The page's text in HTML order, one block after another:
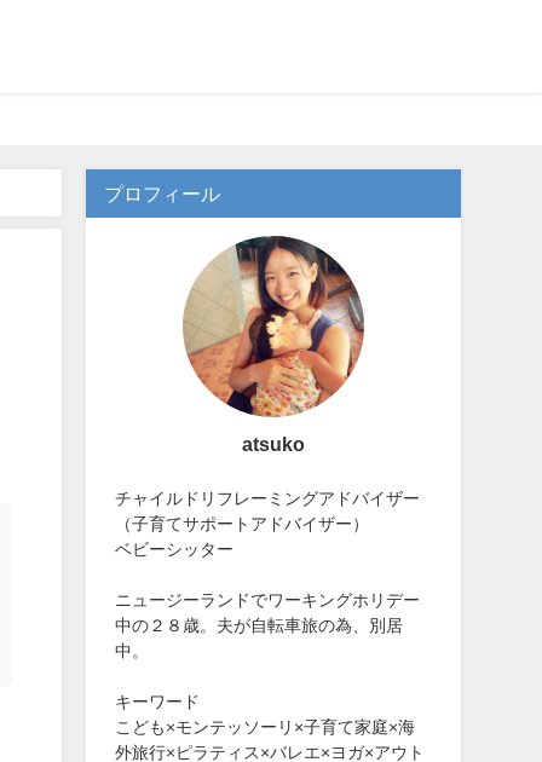
プロフィール
atsuko
チャイルドリフレーミングアドバイザー
（子育てサポートアドバイザー）
ベビーシッター
ニュージーランドでワーキングホリデー
中の２８歳。夫が自転車旅の為、別居
中。
キーワード
こども×モンテッソーリ×子育て家庭×海
外旅行×ピラティス×バレエ×ヨガ×アウト